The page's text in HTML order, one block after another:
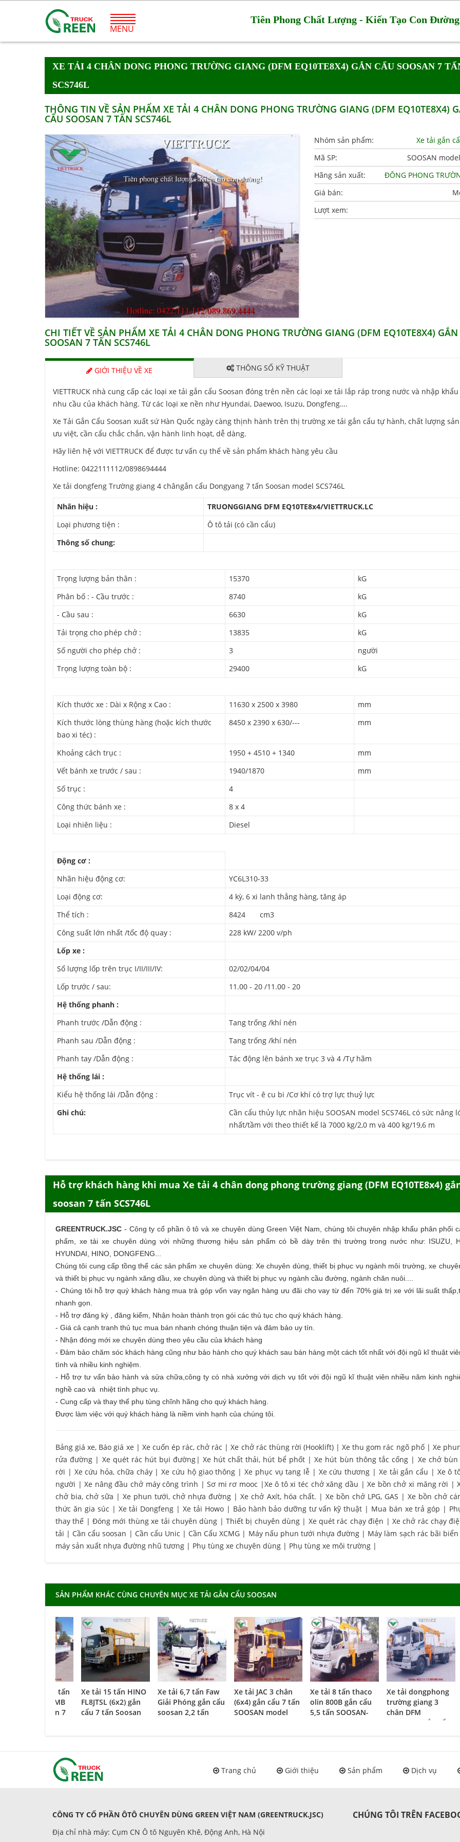
MENU
Tiên Phong Chất Lượng - Kiến Tạo Con Đường
XE TẢI 4 CHÂN DONG PHONG TRƯỜNG GIANG (DFM EQ10TE8X4) GẮN CẨU SOOSAN 7
SCS746L
THÔNG TIN VỀ SẢN PHẨM XE TẢI 4 CHÂN DONG PHONG TRƯỜNG GIANG (DFM EQ10TE8X4)
CẨU SOOSAN 7 TẤN SCS746L
Nhóm sản phẩm:
Xe tải gắn
Mã SP:
SOOSAN
Hãng sản xuất:
ĐÔNG PHONG
Giá bán:
Lượt xem:
CHI TIẾT VỀ SẢN PHẨM XE TẢI 4 CHÂN DONG PHONG TRƯỜNG GIANG (DFM EQ10TE8X4) GẮN
SOOSAN 7 TẤN SCS746L
GIỚI THIỆU VỀ XE THÔNG SỐ KỸ THUẬT
VIETTRUCK nhà cung cấp các loại xe tải gắn cẩu Soosan đóng trên nền các loại xe tải lắp ráp trong nước và nhập
nhu cầu của khách hàng. Từ các loại xe nền như Hyundai, Daewoo, Isuzu, Dongfeng….
Xe Tải Gắn Cẩu Soosan xuất sứ Hàn Quốc ngày càng thịnh hành trên thị trường xe tải gắn cẩu tự hành, chất lượng
ưu việt, cần cẩu chắc chắn, vận hành linh hoạt, dễ dàng.
Hãy liên hệ với VIETTRUCK để được tư vấn cụ thể về sản phẩm khách hàng yêu cầu
Hotline: 0422111112/0898694444
Xe tải dongfeng Trường giang 4 chângắn cẩu Dongyang 7 tấn Soosan model SCS746L
Nhãn hiệu :
TRUONGGIANG DFM EQ10TE8x4/VIETTRUCK.LC
Loại phương tiện :
Ô tô tải (có cần cẩu)
Thông số chung:
Trọng lượng bản thân : 15370
kG
Phân bố : - Cầu trước :
8740
kG
- Cầu sau :
6630
kG
Tải trọng cho phép chở :
13835
kG
Số người cho phép chở :
3
người
Trọng lượng toàn bộ :
29400 kG
Kích thước xe : Dài x Rộng x Cao : 11630 x 2500 x 3980
mm
Kích thước lòng thùng hàng (hoặc kích thước
bao xi téc) :
8450 x 2390 x 630/--- mm
Khoảng cách trục : 1950 + 4510 + 1340
mm
Vết bánh xe trước / sau :
1940/1870
mm
Số trục :
4
Công thức bánh xe :
8 x 4
Loại nhiên liệu :
Diesel
Động cơ :
Nhãn hiệu động cơ:
YC6L310-33
Loại động cơ:
4 kỳ, 6 xi lanh thẳng hàng, tăng áp
Thể tích :
8424 cm3
Công suất lớn nhất /tốc độ quay :
228 kW/ 2200 v/ph
Lốp xe :
Số lượng lốp trên trục I/II/III/IV:
02/02/04/04
Lốp trước / sau:
11.00 - 20 /11.00 - 20
Hệ thống phanh :
Phanh trước /Dẫn động :
Tang trống /khí nén
Phanh sau /Dẫn động :
Tang trống /khí nén
Phanh tay /Dẫn động :
Tác động lên bánh xe trục 3 và 4 /Tự hãm
Hệ thống lái :
Kiểu hệ thống lái /Dẫn động :
Trục vít - ê cu bi /Cơ khí có trợ lực thuỷ lực
Ghi chú:
Cần cẩu thủy lực nhãn hiệu SOOSAN model SCS746L có sức nâng
nhất/tầm với theo thiết kế là 7000 kg/2,0 m và 400 kg/19,6 m
Hỗ trợ khách hàng khi mua Xe tải 4 chân dong phong trường giang (DFM EQ10TE8x4)
soosan 7 tấn SCS746L
GREENTRUCK.JSC - Công ty cổ phần ô tô và xe chuyên dùng Green Việt Nam, chúng tôi chuyên nhập khẩu phân phối
phẩm, xe tải xe chuyên dùng với những thương hiệu sản phẩm có bề dày trên thị trường trong nước như: ISUZU,
HYUNDAI, HINO, DONGFENG...
Chúng tôi cung cấp tồng thể các sản phẩm xe chuyên dùng: Xe chuyên dùng, thiết bị phục vụ ngành môi trường, xe
và thiết bị phục vụ ngành xăng dầu, xe chuyên dùng và thiết bị phục vụ ngành cầu đường, ngành chăn nuôi....
- Chúng tôi hỗ trợ quý khách hàng mua trả gópvốn vay ngân hàng ưu đãi cho vay từ đến 70% giá trị xe với lãi suất
nhanh gọn.
- Hỗ trợ đăng ký , đăng kiểm, Nhận hoàn thành trọn gói các thủ tục cho quý khách hàng.
- Giá cả cạnh tranh thủ tục mua bán nhanh chóng thuận tiện và đảm bảo uy tín.
- Nhận đóng mới xe chuyên dùng theo yêu cầu của khách hàng
- Đảm bảo chăm sóc khách hàng cũng như bảo hành cho quý khách sau bán hàng một cách tốt nhất với đội ngũ kĩ thuật
tình và nhiều kinh nghiệm.
- Hỗ trợ tư vấn bảo hành và sửa chữa,công ty có nhà xưởng với dịch vụ tốt với đội ngũ kĩ thuật viên nhiều năm kinh
nghề cao và nhiệt tình phục vụ.
- Cung cấp và thay thế phụ tùng chĩnh hãng cho quý khách hàng.
Được làm việc với quý khách hàng là niềm vinh hạnh của chúng tôi.
Bảng giá xe, Báo giá xe | Xe cuốn ép rác, chở rác |Xe chở rác thùng rời (Hooklift)|Xe thu gom rác ngõ phố| Xe
rửa đường | Xe quét rác hút bụi đường | Xe hút chất thải, hút bể phốt|Xe hút bùn thông tắc cống | Xe chở
rời | Xe cứu hỏa, chữa cháy|Xe cứu hộ giao thông | Xe phục vụ tang lễ | Xe cứu thương | Xe tải gắn cẩu | Xe ô
người |Xe nâng đầu chở máy công trình |Sơ mi rơ mooc |Xe ô tô xi téc chở xăng dầu |Xe bồn chở xi măng rời |
chở bia, chở sữa |Xe phun tưới, chở nhựa đường |Xe chở Axít, hóa chất. | Xe bồn chở LPG, GAS | Xe bồn chở
thức ăn gia súc | Xe tải Dongfeng |Xe tải Howo| Bảo hành bảo dưỡng tư vấn kỹ thuật| Mua bán xe trả góp |
thay thế |Đóng mới thùng xe tải chuyên dùng | Thiết bị chuyên dùng | Xe quét rác chạy điện | Xe chở rác chạy
tải | Cần cẩu soosan | Cần cẩu Unic | Cần Cẩu XCMG | Máy nấu phun tưới nhựa đường | Máy làm sạch rác bãi biển
máy sản xuất nhựa đường nhũ tương | Phụ tùng xe chuyên dùng | Phụ tùng xe môi trường |
SẢN PHẨM KHÁC CÙNG CHUYÊN MỤC XE TẢI GẮN CẨU SOOSAN
Xe tải veam 11 tấn
VEAM VT1100 MB
gắn cẩu Soosan 7
Xe tải 15 tấn HINO
FL8JTSL (6x2) gắn
cẩu 7 tấn Soosan
Xe tải 6,7 tấn Faw
Giải Phóng gắn cẩu
soosan 2,2 tấn
Xe tải JAC 3 chân
(6x4) gắn cẩu 7 tấn
SOOSAN model
Xe tải 8 tấn thaco
olin 800B gắn cẩu
5,5 tấn SOOSAN-
Xe tải dongphong
trường giang 3
chân DFM
EQ9TE6x4 gắn cẩu
Trang chủ Giới thiệu Sản phẩm Dịch vụ
CÔNG TY CỔ PHẦN ÔTÔ CHUYÊN DÙNG GREEN VIỆT NAM (GREENTRUCK.JSC)
Địa chỉ nhà máy: Cụm CN Ô tô Nguyên Khê, Động Anh, Hà Nội
CHÚNG TÔI TRÊN